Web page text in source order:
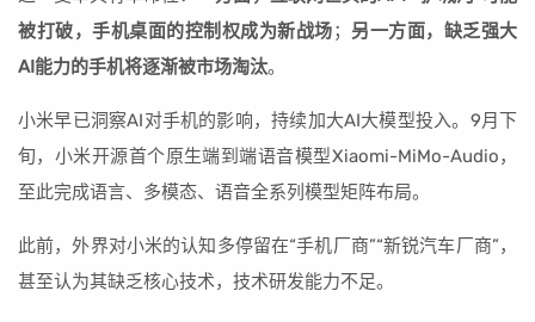
被打破，手机桌面的控制权成为新战场； 另一方面，缺乏强大
AI能力的手机将逐渐被市场淘汰。
小米早已洞察AI对手机的影响，持续加大AI大模型投入。9月下
旬，小米开源首个原生端到端语音模型Xiaomi-MiMo-Audio，
至此完成语言、多模态、语音全系列模型矩阵布局。
此前，外界对小米的认知多停留在“手机厂商”“新锐汽车厂商”，
甚至认为其缺乏核心技术，技术研发能力不足。